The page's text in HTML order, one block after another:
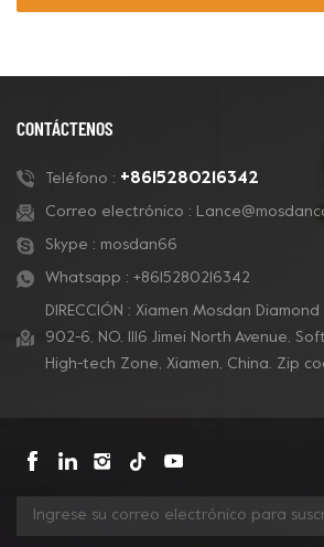
CONTÁCTENOS
Teléfono : +8615280216342
Correo electrónico :
Skype : mosdan66
Whatsapp : +8615280216342
DIRECCIÓN : Xiamen Mosdan
902-6, NO. 1116 Jimei North Avenue,
High-tech Zone, Xiamen, China. Zip